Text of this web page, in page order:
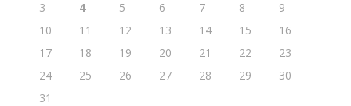
3
4 5 6 7 8
9
10
11 12 13 14 15
16
17
18 19 20 21 22
23
24
25 26 27 28 29
30
31